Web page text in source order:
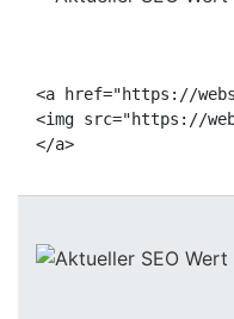
<a href="https://
<img src="https://